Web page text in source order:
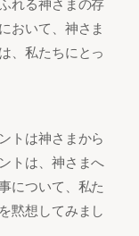
れる神さまの存
おいて、神さま
、私たちにとっ
トは神さまから
トは、神さまへ
について、私た
黙想してみまし